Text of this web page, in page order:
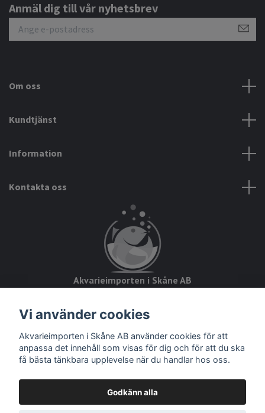
Anmäl dig till vår nyhetsbrev
Om oss
Kundtjänst
Information
Kontakta oss
Akvarieimporten i Skåne AB
28234 Tyringe
Org.nr: 559093-8832
Vi använder cookies
Akvarieimporten i Skåne AB använder cookies för att
anpassa det innehåll som visas för dig och för att du ska
få bästa tänkbara upplevelse när du handlar hos oss.
Godkänn alla